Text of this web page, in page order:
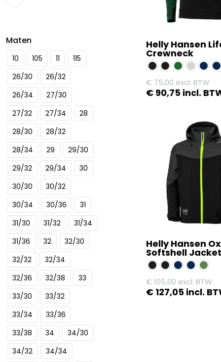
Maten
10 105 11
115
26/30
26/32
26/34
27/30
27/32
27/34
28
28/30
28/32
28/34
29
29/30
29/32
29/34
30
30/30
30/32
30/34
30/36
31
31/30
31/32
31/34
31/36
32
32/30
32/32
32/34
32/36
32/38
33
33/30
33/32
33/34
33/36
33/38
34
34/30
34/32
34/34
Helly Hansen
Crewneck
€ 75,00 excl. BTW
€ 90,75 incl.
meerdere
variaties.
gekozen
worden
de
productpagina
Helly Hansen
Softshell Jacket
€105,00 excl. BTW
€ 127,05 incl.